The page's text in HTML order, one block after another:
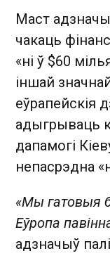
Маст
чакаць
«ні ў $60
іншай
еўрапейскія
адыгрываць
дапамогі
непасрэдна
«Мы гатовыя
Еўропа
адзначыў